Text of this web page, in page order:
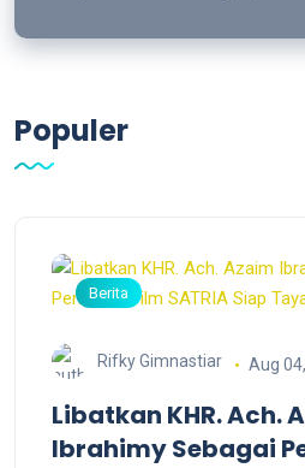
Populer
Berita
Rifky Gimnastiar Aug
Libatkan KHR. Ach.
Ibrahimy Sebagai